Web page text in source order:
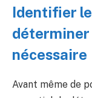
Identifier
nécessaire
Avant même de